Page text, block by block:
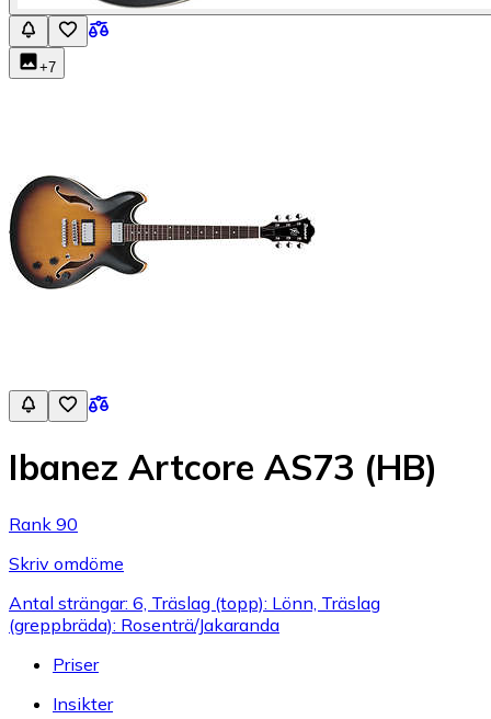
+7
Ibanez Artcore AS73 (HB)
Rank 90
Skriv omdöme
Antal strängar: 6, Träslag (topp): Lönn, Träslag
(greppbräda): Rosenträ/Jakaranda
Priser
Insikter